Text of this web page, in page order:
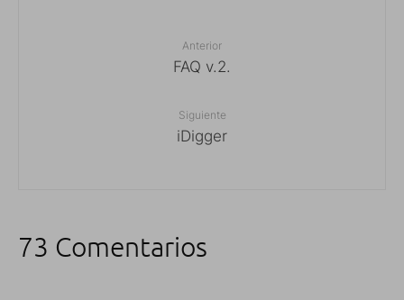
Anterior
FAQ v.2.
Siguiente
iDigger
73 Comentarios